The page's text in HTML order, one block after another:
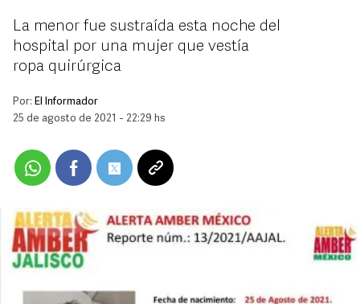
La menor fue sustraída esta noche del
hospital por una mujer que vestía
ropa quirúrgica
Por: El Informador
25 de agosto de 2021 - 22:29 hs